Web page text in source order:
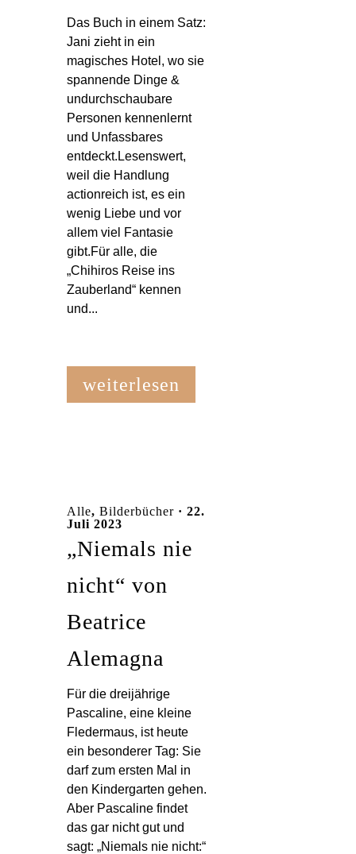
Das Buch in einem Satz:
Jani zieht in ein
magisches Hotel, wo sie
spannende Dinge &
undurchschaubare
Personen kennenlernt
und Unfassbares
entdeckt.Lesenswert,
weil die Handlung
actionreich ist, es ein
wenig Liebe und vor
allem viel Fantasie
gibt.Für alle, die
„Chihiros Reise ins
Zauberland“ kennen
und...
weiterlesen
Alle, Bilderbücher · 22.
Juli 2023
„Niemals nie
nicht“ von
Beatrice
Alemagna
Für die dreijährige
Pascaline, eine kleine
Fledermaus, ist heute
ein besonderer Tag: Sie
darf zum ersten Mal in
den Kindergarten gehen.
Aber Pascaline findet
das gar nicht gut und
sagt: „Niemals nie nicht:“